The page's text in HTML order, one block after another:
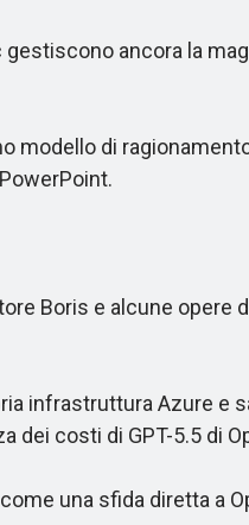
ancora la
di
Boris e alcune opere
infrastruttura Azure e
costi di GPT-5.5 di
una sfida diretta a